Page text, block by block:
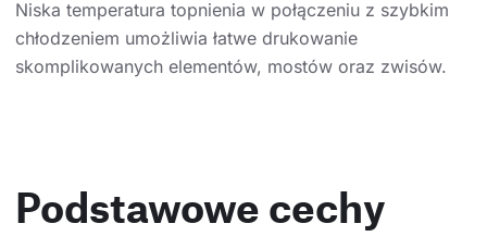
Niska temperatura topnienia w połączeniu z szybkim
chłodzeniem umożliwia łatwe drukowanie
skomplikowanych elementów, mostów oraz zwisów.
Podstawowe cechy